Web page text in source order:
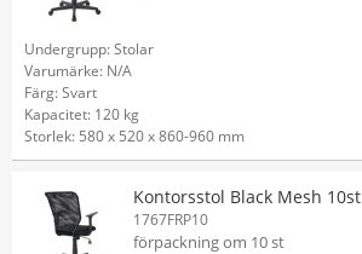
Undergrupp: Stolar
Varumärke: N/A
Färg: Svart
Kapacitet: 120 kg
Storlek: 580 x 520 x 860-960 mm
Kontorsstol Black Mesh 10st
1767FRP10
förpackning om 10 st